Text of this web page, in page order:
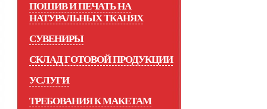
ПОШИВ И ПЕЧАТЬ НА
НАТУРАЛЬНЫХ ТКАНЯХ
СУВЕНИРЫ
СКЛАД ГОТОВОЙ ПРОДУКЦИИ
УСЛУГИ
ТРЕБОВАНИЯ К МАКЕТАМ